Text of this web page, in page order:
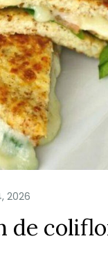
de